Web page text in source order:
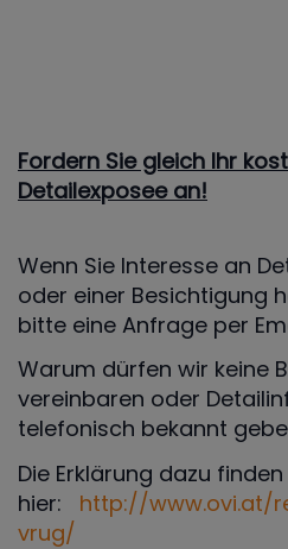
Fordern Sie gleich Ihr
Detailexposee an!
Wenn Sie Interesse an
oder einer Besichtigung
bitte eine Anfrage per
Warum dürfen wir keine
vereinbaren oder
telefonisch bekannt
Die Erklärung dazu finden
hier: http://www.ovi.at/
vrug/